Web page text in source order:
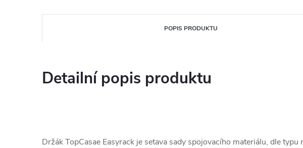
POPIS PRODUKTU
Detailní popis produktu
Držák TopCasae Easyrack je setava sady spojovacího materiálu, dle typu